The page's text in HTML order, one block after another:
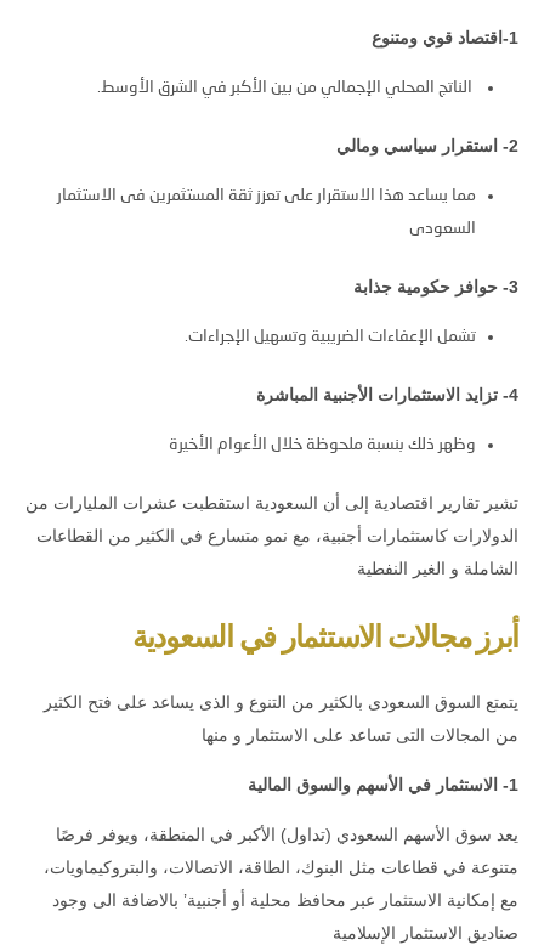
1-اقتصاد قوي ومتنوع
الناتج المحلي الإجمالي من بين الأكبر في الشرق الأوسط.
2- استقرار سياسي ومالي
مما يساعد هذا الاستقرار على تعزز ثقة المستثمرين فى الاستثمار
السعودى
3- حوافز حكومية جذابة
تشمل الإعفاءات الضريبية وتسهيل الإجراءات.
4- تزايد الاستثمارات الأجنبية المباشرة
وظهر ذلك بنسبة ملحوظة خلال الأعوام الأخيرة
تشير تقارير اقتصادية إلى أن السعودية استقطبت عشرات المليارات من
الدولارات كاستثمارات أجنبية، مع نمو متسارع في الكثير من القطاعات
الشاملة و الغير النفطية
أبرز مجالات الاستثمار في السعودية
يتمتع السوق السعودى بالكثير من التنوع و الذى يساعد على فتح الكثير
من المجالات التى تساعد على الاستثمار و منها
1- الاستثمار في الأسهم والسوق المالية
يعد سوق الأسهم السعودي (تداول) الأكبر في المنطقة، ويوفر فرصًا
متنوعة في قطاعات مثل البنوك، الطاقة، الاتصالات، والبتروكيماويات،
مع إمكانية الاستثمار عبر محافظ محلية أو أجنبية’ بالاضافة الى وجود
صناديق الاستثمار الإسلامية